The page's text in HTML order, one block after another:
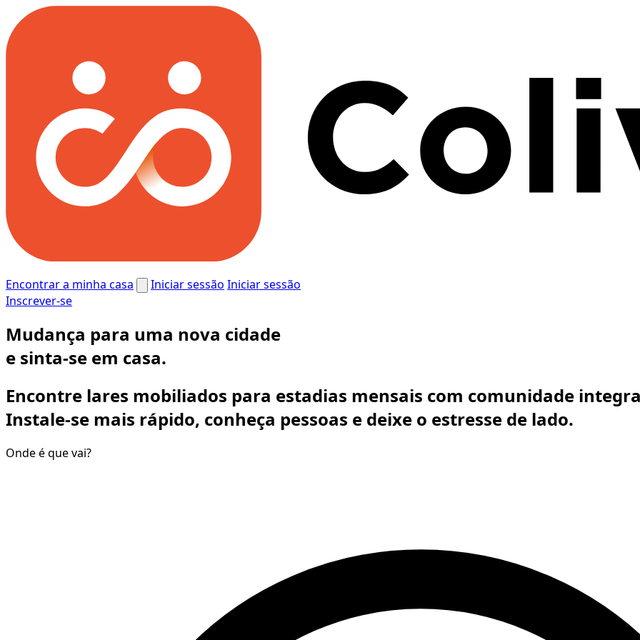
Encontrar a minha casa Iniciar sessão Iniciar sessão
Inscrever-se
Mudança para uma nova cidade
e sinta-se em casa.
Encontre lares mobiliados para estadias mensais com comunidade
Instale-se mais rápido, conheça pessoas e deixe o estresse de lado.
Onde é que vai?